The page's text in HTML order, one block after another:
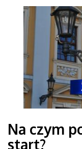
Na czym
start?